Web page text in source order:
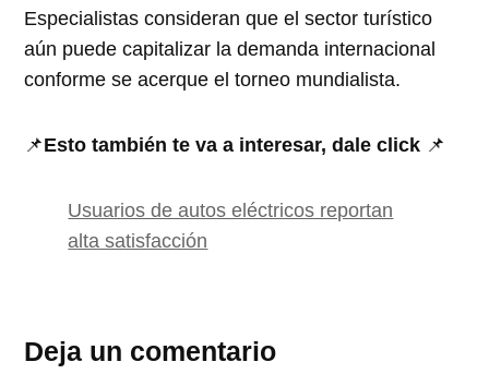
Especialistas consideran que el sector turístico
aún puede capitalizar la demanda internacional
conforme se acerque el torneo mundialista.
📌Esto también te va a interesar, dale click 📌
Usuarios de autos eléctricos reportan
alta satisfacción
Deja un comentario